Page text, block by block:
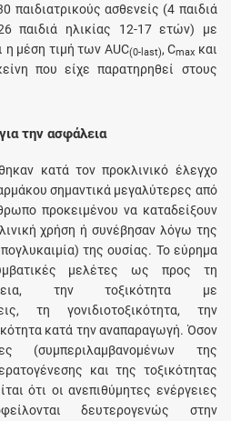
παιδιατρικούς ασθενείς (4 παιδιά
παιδιά ηλικίας 12-17 ετών) με
η μέση τιμή των AUC(0-last), Cmax και
που είχε παρατηρηθεί στους
την ασφάλεια
κατά τον προκλινικό έλεγχο
σημαντικά μεγαλύτερες από
προκειμένου να καταδείξουν
χρήση ή συνέβησαν λόγω της
της ουσίας. Το εύρημα
μελέτες ως προς τη
την τοξικότητα με
τη γονιδιοτοξικότητα, την
κατά την αναπαραγωγή. Όσον
(συμπεριλαμβανομένων της
και της τοξικότητας
ότι οι ανεπιθύμητες ενέργειες
δευτερογενώς στην